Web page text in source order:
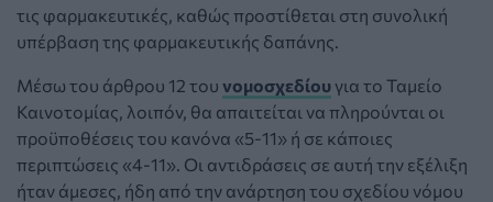
τις φαρμακευτικές, καθώς προστίθεται στη συνολική
υπέρβαση της φαρμακευτικής δαπάνης.
Μέσω του άρθρου 12 του νομοσχεδίουγια το Ταμείο
Καινοτομίας, λοιπόν, θα απαιτείται να πληρούνται οι
προϋποθέσεις του κανόνα «5-11» ή σε κάποιες
περιπτώσεις «4-11». Οι αντιδράσεις σε αυτή την εξέλιξη
ήταν άμεσες, ήδη από την ανάρτηση του σχεδίου νόμου